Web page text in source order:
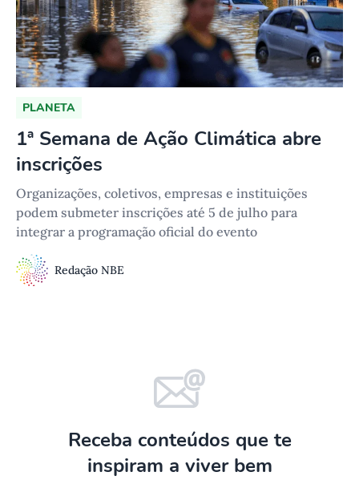
PLANETA
1ª Semana de Ação Climática abre
inscrições
Organizações, coletivos, empresas e instituições
podem submeter inscrições até 5 de julho para
integrar a programação oficial do evento
Redação NBE
Receba conteúdos que te
inspiram a viver bem